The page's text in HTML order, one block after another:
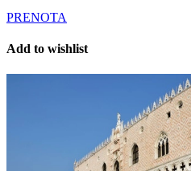
PRENOTA
Add to wishlist